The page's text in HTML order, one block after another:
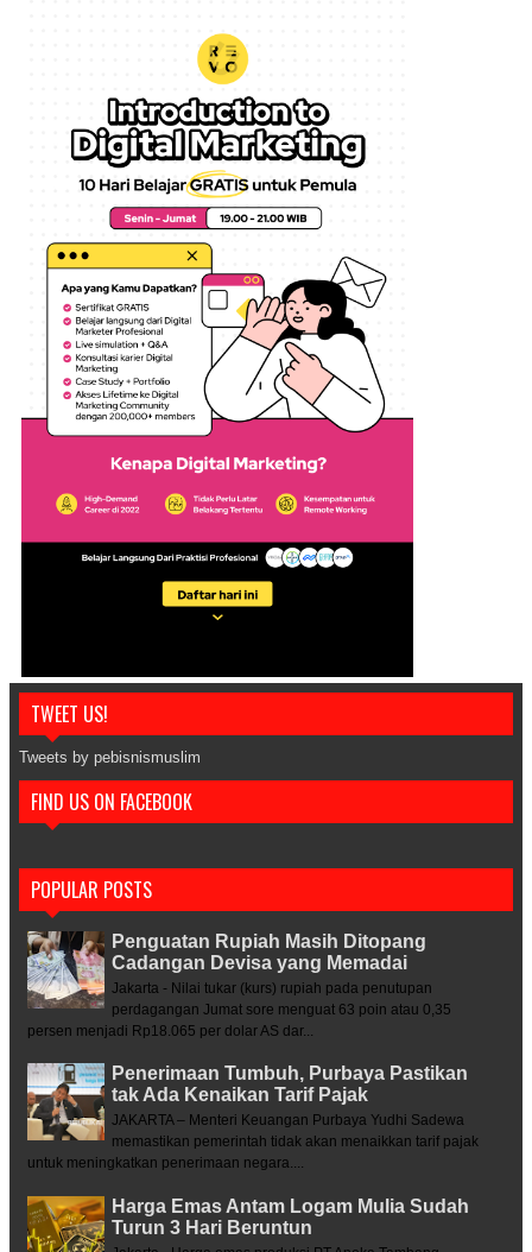
TWEET US!
Tweets by pebisnismuslim
FIND US ON FACEBOOK
POPULAR POSTS
Penguatan Rupiah Masih Ditopang
Cadangan Devisa yang Memadai
Jakarta - Nilai tukar (kurs) rupiah pada penutupan
perdagangan Jumat sore menguat 63 poin atau 0,35
persen menjadi Rp18.065 per dolar AS dar...
Penerimaan Tumbuh, Purbaya Pastikan
tak Ada Kenaikan Tarif Pajak
JAKARTA – Menteri Keuangan Purbaya Yudhi Sadewa
memastikan pemerintah tidak akan menaikkan tarif pajak
untuk meningkatkan penerimaan negara....
Harga Emas Antam Logam Mulia Sudah
Turun 3 Hari Beruntun